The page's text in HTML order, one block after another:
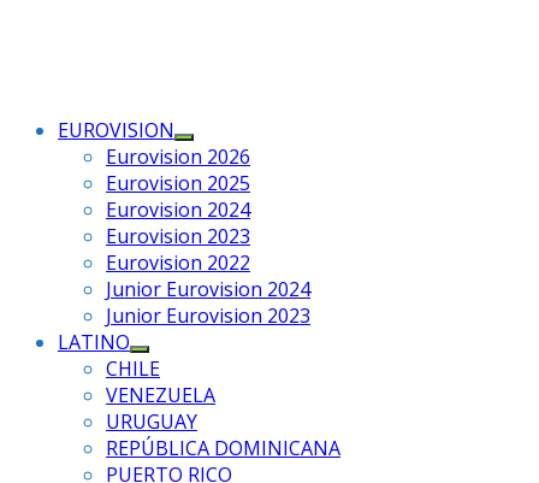
EUROVISION
Mostrar
el
submenú
Eurovision 2026
Eurovision 2025
Eurovision 2024
Eurovision 2023
Eurovision 2022
Junior Eurovision 2024
Junior Eurovision 2023
LATINO
Mostrar
el
submenú
CHILE
VENEZUELA
URUGUAY
REPÚBLICA DOMINICANA
PUERTO RICO